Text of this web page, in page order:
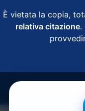
È vietata la copia,
relativa citazione.